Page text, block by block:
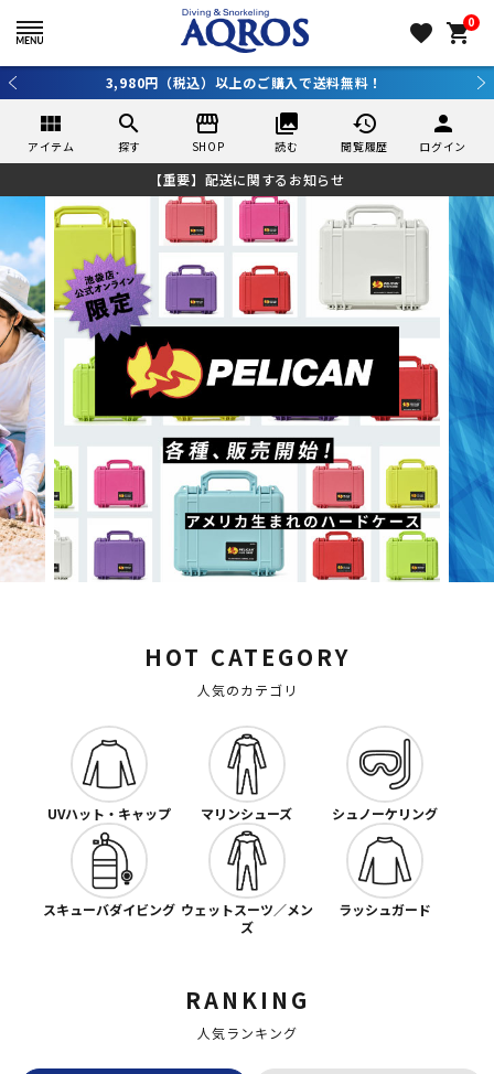
favorite 0
shopping_cart
3,980円（税込）以上のご購入で送料無料！
view_module
アイテム
search
探す
storefront
SHOP
collections
読む
history
閲覧履歴
person
ログイン
【重要】配送に関するお知らせ
HOT CATEGORY
人気のカテゴリ
UVハット・キャップ マリンシューズ シュノーケリング
スキューバダイビング ウェットスーツ／メン
ズ
ラッシュガード
RANKING
人気ランキング